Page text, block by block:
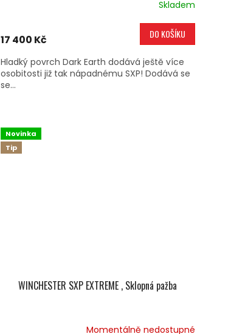
Skladem
17 400 Kč DO KOŠÍKU
Hladký povrch Dark Earth dodává ještě více
osobitosti již tak nápadnému SXP! Dodává se
se...
Novinka
Tip
WINCHESTER SXP EXTREME , Sklopná pažba
Momentálně nedostupné